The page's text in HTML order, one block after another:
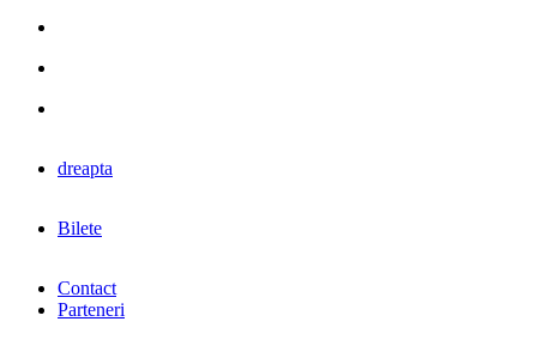
dreapta
Bilete
Contact
Parteneri